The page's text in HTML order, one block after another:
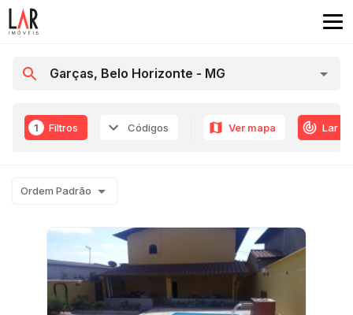
1 Filtros Códigos Ver mapa Lar
Ordem Padrão